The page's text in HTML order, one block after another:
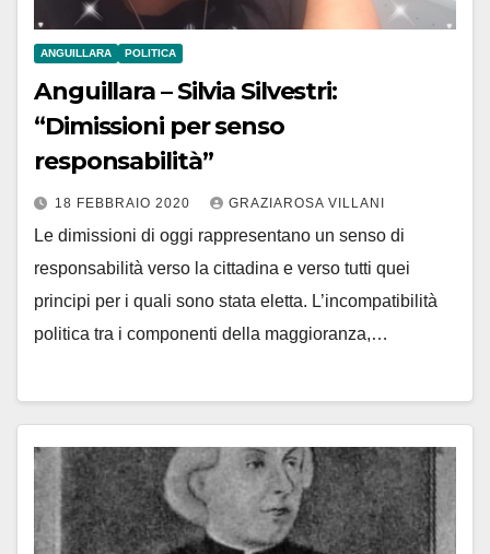
ANGUILLARA POLITICA
Anguillara – Silvia Silvestri:
“Dimissioni per senso
responsabilità”
18 FEBBRAIO 2020 GRAZIAROSA VILLANI
Le dimissioni di oggi rappresentano un senso di
responsabilità verso la cittadina e verso tutti quei
principi per i quali sono stata eletta. L’incompatibilità
politica tra i componenti della maggioranza,…